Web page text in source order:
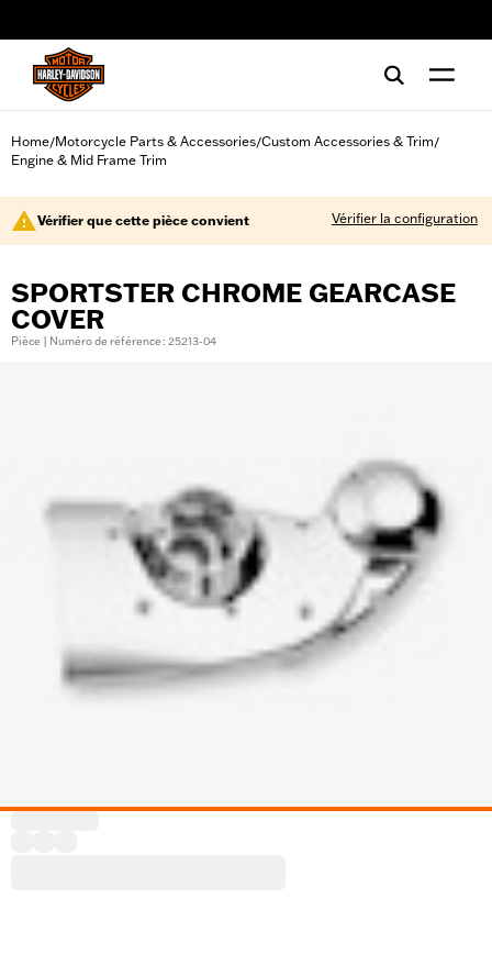
Home/Motorcycle Parts & Accessories/Custom Accessories & Trim/
Engine & Mid Frame Trim
Vérifier que cette pièce convient Vérifier la configuration
SPORTSTER CHROME GEARCASE
COVER
Pièce | Numéro de référence : 25213-04